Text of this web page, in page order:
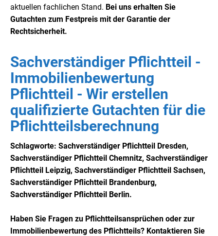
aktuellen fachlichen Stand. Bei uns erhalten Sie
Gutachten zum Festpreis mit der Garantie der
Rechtsicherheit.
Sachverständiger Pflichtteil -
Immobilienbewertung
Pflichtteil - Wir erstellen
qualifizierte Gutachten für die
Pflichtteilsberechnung
Schlagworte: Sachverständiger Pflichtteil Dresden,
Sachverständiger Pflichtteil Chemnitz, Sachverständiger
Pflichtteil Leipzig, Sachverständiger Pflichtteil Sachsen,
Sachverständiger Pflichtteil Brandenburg,
Sachverständiger Pflichtteil Berlin.
Haben Sie Fragen zu Pflichtteilsansprüchen oder zur
Immobilienbewertung des Pflichtteils? Kontaktieren Sie